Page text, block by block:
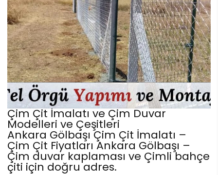
Çim Çit İmalatı ve Çim Duvar
Modelleri ve Çeşitleri
Ankara Gölbaşı Çim Çit İmalatı –
Çim Çit Fiyatları Ankara Gölbaşı –
Çim duvar kaplaması ve Çimli bahçe
çiti için doğru adres.